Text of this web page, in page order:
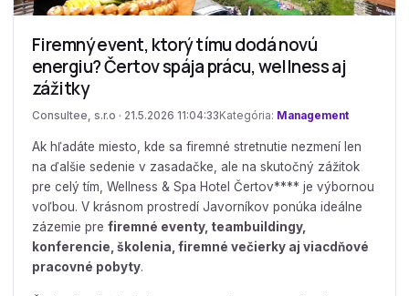
Firemný event, ktorý tímu dodá novú
energiu? Čertov spája prácu, wellness aj
zážitky
Consultee, s.r.o · 21.5.2026 11:04:33 Kategória: Management
Ak hľadáte miesto, kde sa firemné stretnutie nezmení len
na ďalšie sedenie v zasadačke, ale na skutočný zážitok
pre celý tím, Wellness & Spa Hotel Čertov**** je výbornou
voľbou. V krásnom prostredí Javorníkov ponúka ideálne
zázemie pre firemné eventy, teambuildingy,
konferencie, školenia, firemné večierky aj viacdňové
pracovné pobyty.